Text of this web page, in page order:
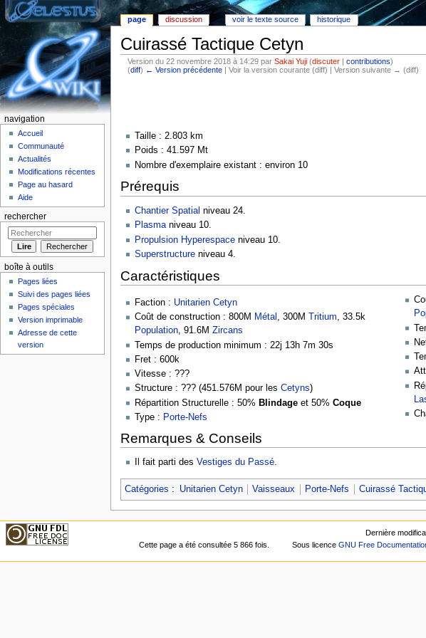
Cuirassé Tactique Cetyn
Version du 22 novembre 2018 à 14:29 parSakai Yuji (discuter |contributions)
(diff) ← Version précédente | Voir la version courante (diff) | Version suivante → (diff)
Taille : 2.803 km
Poids : 41.597 Mt
Nombre d'exemplaire existant : environ 10
Prérequis
Chantier Spatial niveau 24.
Plasmaniveau 10.
Propulsion Hyperespaceniveau 10.
Superstructureniveau 4.
Caractéristiques
Faction : Unitarien Cetyn
Coût de construction : 800M Métal , 300M Tritium, 33.5k
Population, 91.6M Zircans
Temps de production minimum : 22j 13h 7m 30s
Fret : 600k
Vitesse : ???
Structure : ??? (451.576M pour les Cetyns)
Répartition Structurelle : 50% Blindageet 50% Coque
Type : Porte-Nefs
Remarques & Conseils
Il fait parti des Vestiges du Passé.
Catégories : Unitarien Cetyn Vaisseaux Porte-Nefs Cuirassé
page discussion voir le texte source historique
navigation
Accueil
Communauté
Actualités
Modifications récentes
Page au hasard
Aide
rechercher
boîte à outils
Pages liées
Suivi des pages liées
Pages spéciales
Version imprimable
Adresse de cette
version
Dernière
Cette page a été consultée 5 866 fois.
Sous licenceGNU Free